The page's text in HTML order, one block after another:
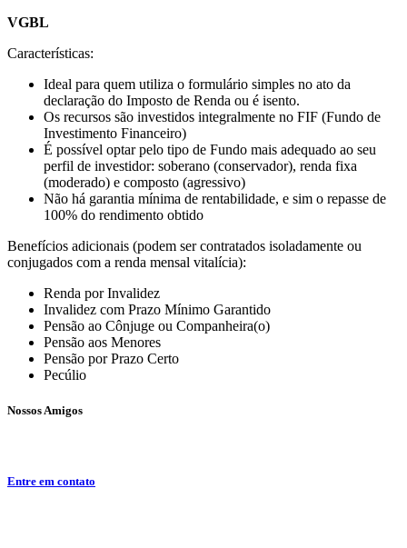
VGBL
Características:
Ideal para quem utiliza o formulário simples no ato da
declaração do Imposto de Renda ou é isento.
Os recursos são investidos integralmente no FIF (Fundo de
Investimento Financeiro)
É possível optar pelo tipo de Fundo mais adequado ao seu
perfil de investidor: soberano (conservador), renda fixa
(moderado) e composto (agressivo)
Não há garantia mínima de rentabilidade, e sim o repasse de
100% do rendimento obtido
Benefícios adicionais (podem ser contratados isoladamente ou
conjugados com a renda mensal vitalícia):
Renda por Invalidez
Invalidez com Prazo Mínimo Garantido
Pensão ao Cônjuge ou Companheira(o)
Pensão aos Menores
Pensão por Prazo Certo
Pecúlio
Nossos Amigos
Entre em contato